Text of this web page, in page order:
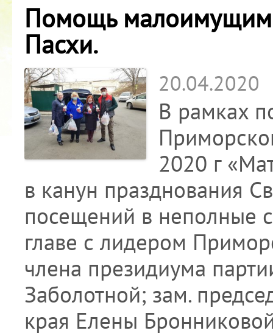
Помощь малоимущим
Пасхи.
20.04.2020
В рамках
2020 г
в канун празднования
посещений в неполные
главе с лидером
члена президиума
Заболотной; зам.
края Елены